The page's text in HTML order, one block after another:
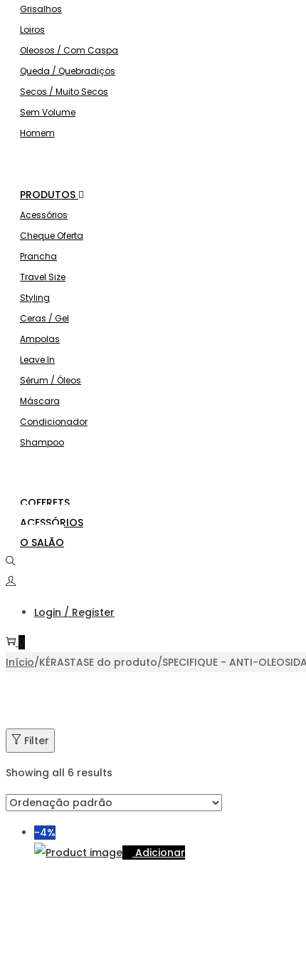
Grisalhos
Loiros
Oleosos / Com Caspa
Queda / Quebradiços
Secos / Muito Secos
Sem Volume
Homem
PRODUTOS
Acessórios
Cheque Oferta
Prancha
Travel Size
Styling
Ceras / Gel
Ampolas
Leave In
Sérum / Óleos
Máscara
Condicionador
Shampoo
COFFRETS
ACESSÓRIOS
O SALÃO
Login / Register
0
Início/KÉRASTASE do produto/SPECIFIQUE - ANTI-
Filter
Showing all 6 results
-4%
Adicionar